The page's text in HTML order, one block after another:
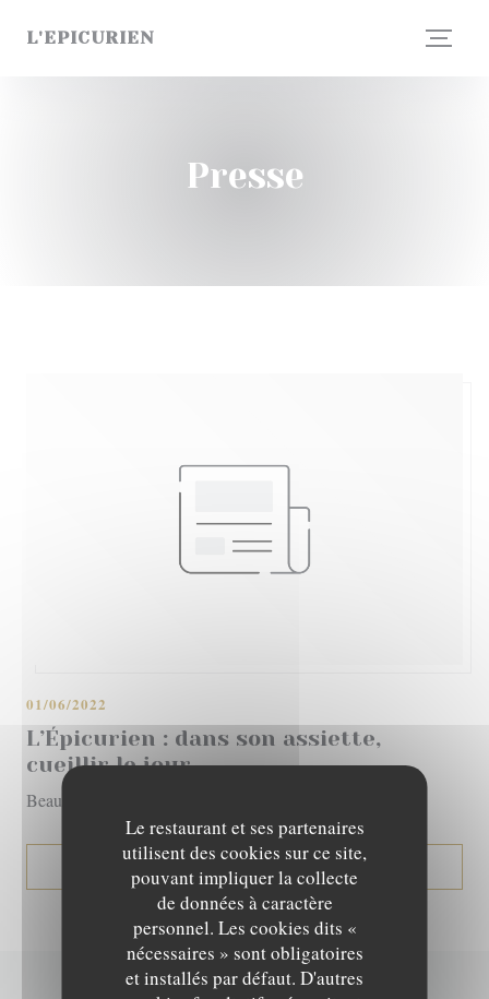
Le restaurant et ses partenaires
utilisent des cookies sur ce site,
pouvant impliquer la collecte
de données à caractère
personnel. Les cookies dits «
nécessaires » sont obligatoires
et installés par défaut. D'autres
L'EPICURIEN
Presse
L’Épicurien : dans son assiette,
cueillir le jour
01/06/2022
Beaux Quartiers – Été 2022 | 21
((OUVRE UNE